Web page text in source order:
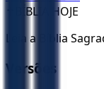
BÍBLIA HOJE
Leia a Bíblia
Versões